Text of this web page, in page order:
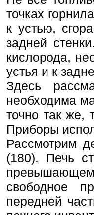
точках
к устью,
задней
кислорода,
устья и к
Здесь
необходима
точно так же,
Приборы
Рассмотрим
(180). Печь
превышающем
свободное
передней